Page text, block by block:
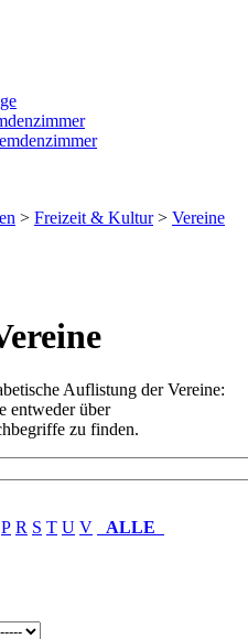
> Freizeit & Kultur> Vereine
Auflistung der Vereine:
entweder über
zu finden.
P R S T U V ALLE